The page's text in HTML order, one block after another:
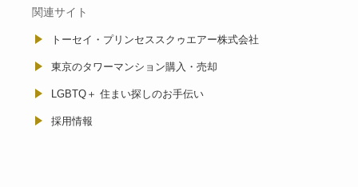
関連サイト
トーセイ・プリンセススクゥエアー株式会社
東京のタワーマンション購入・売却
LGBTQ＋ 住まい探しのお手伝い
採用情報